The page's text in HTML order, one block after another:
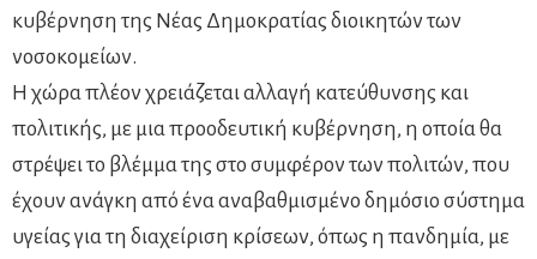
κυβέρνηση της Νέας Δημοκρατίας διοικητών των
νοσοκομείων.
Η χώρα πλέον χρειάζεται αλλαγή κατεύθυνσης και
πολιτικής, με μια προοδευτική κυβέρνηση, η οποία θα
στρέψει το βλέμμα της στο συμφέρον των πολιτών, που
έχουν ανάγκη από ένα αναβαθμισμένο δημόσιο σύστημα
υγείας για τη διαχείριση κρίσεων, όπως η πανδημία, με